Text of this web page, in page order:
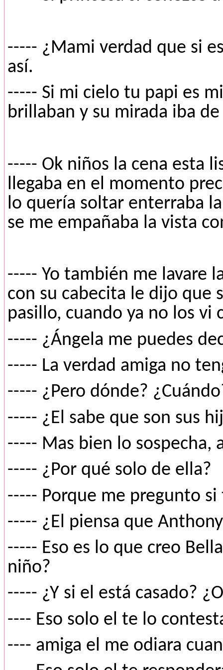
----- ¿Mami verdad que si
así.
----- Si mi cielo tu papi es
brillaban y su mirada iba
----- Ok niños la cena esta
llegaba en el momento
lo quería soltar enterraba
se me empañaba la vista
----- Yo también me lavare
con su cabecita le dijo que
pasillo, cuando ya no los vi
----- ¿Ángela me puedes
----- La verdad amiga no
----- ¿Pero dónde?
----- ¿El sabe que son sus
----- Mas bien lo sospecha,
----- ¿Por qué solo de ella?
----- Porque me pregunto si
----- ¿El piensa que
----- Eso es lo que creo
niño?
----- ¿Y si el está casado?
---- Eso solo el te lo
---- amiga el me odiara